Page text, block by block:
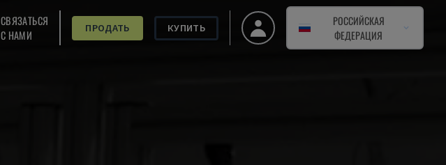
СВЯЗАТЬСЯ
С НАМИ
ПРОДАТЬ КУПИТЬ
РОССИЙСКАЯ
ФЕДЕРАЦИЯ